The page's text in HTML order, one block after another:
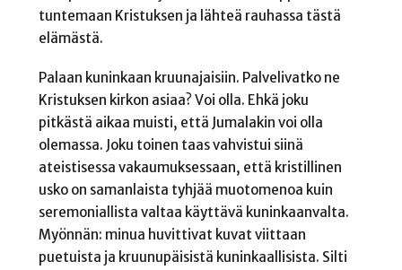
tuntemaan Kristuksen ja lähteä rauhassa tästä
elämästä.
Palaan kuninkaan kruunajaisiin. Palvelivatko ne
Kristuksen kirkon asiaa? Voi olla. Ehkä joku
pitkästä aikaa muisti, että Jumalakin voi olla
olemassa. Joku toinen taas vahvistui siinä
ateistisessa vakaumuksessaan, että kristillinen
usko on samanlaista tyhjää muotomenoa kuin
seremoniallista valtaa käyttävä kuninkaanvalta.
Myönnän: minua huvittivat kuvat viittaan
puetuista ja kruunupäisistä kuninkaallisista. Silti